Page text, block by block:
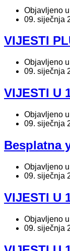
Objavljeno
09. siječnja
VIJESTI
Objavljeno
09. siječnja
VIJESTI U
Objavljeno
09. siječnja
Besplatna
Objavljeno
09. siječnja
VIJESTI U
Objavljeno
09. siječnja